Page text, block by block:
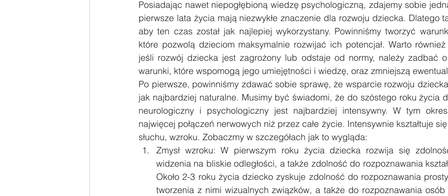
Posiadając nawet niepogłębioną wiedzę psychologiczną, zdajemy sobie
pierwsze lata życia mają niezwykłe znaczenie dla rozwoju dziecka. Dlatego
aby ten czas został jak najlepiej wykorzystany. Powinniśmy tworzyć
które pozwolą dzieciom maksymalnie rozwijać ich potencjał. Warto
jeśli rozwój dziecka jest zagrożony lub odstaje od normy, należy zadbać
warunki, które wspomogą jego umiejętności i wiedzę, oraz zmniejszą
Po pierwsze, powinniśmy zdawać sobie sprawę, że wsparcie rozwoju
jak najbardziej naturalne. Musimy być świadomi, że do szóstego roku życia
neurologiczny i psychologiczny jest najbardziej intensywny. W tym
najwięcej połączeń nerwowych niż przez całe życie. Intensywnie kształtuje
słuchu, wzroku. Zobaczmy w szczegółach jak to wygląda:
Zmysł wzroku: W pierwszym roku życia dziecka rozwija się
widzenia na bliskie odległości, a także zdolność do rozpoznawania
Około 2-3 roku życia dziecko zyskuje zdolność do rozpoznawania
tworzenia z nimi wizualnych związków, a także do rozpoznawania